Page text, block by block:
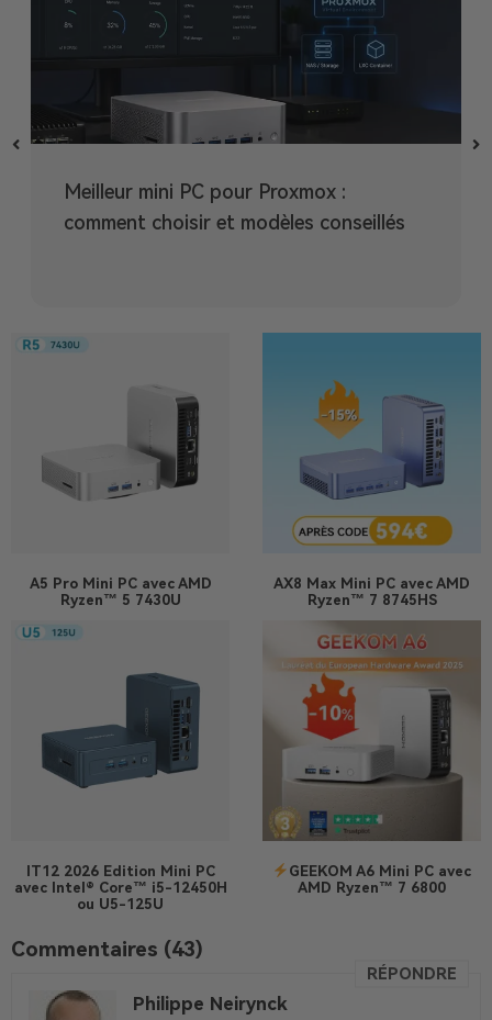
Meilleur mini PC pour Proxmox :
comment choisir et modèles conseillés
A5 ProMini PC avec AMD
Ryzen™ 5 7430U
AX8 Max Mini PC avec AMD
Ryzen™ 7 8745HS
IT12 2026 Edition Mini PC
avec Intel® Core™ i5-12450H
ou U5-125U
GEEKOM A6 Mini PC avec
AMD Ryzen™ 7 6800
Commentaires (43)
Philippe Neirynck
RÉPONDRE